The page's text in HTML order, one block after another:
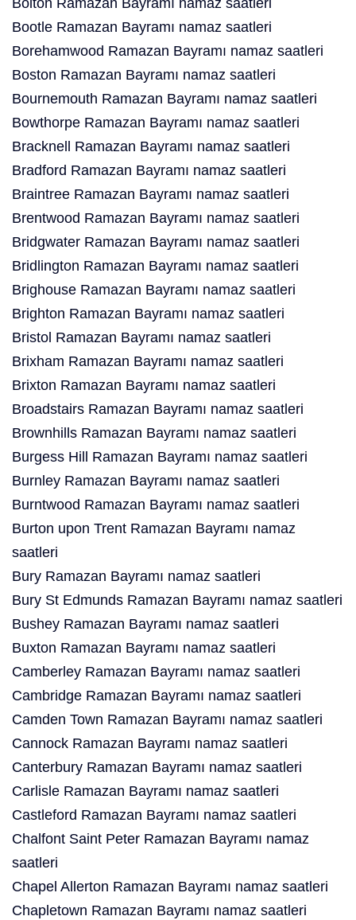
Bolton Ramazan Bayramı namaz saatleri
Bootle Ramazan Bayramı namaz saatleri
Borehamwood Ramazan Bayramı namaz saatleri
Boston Ramazan Bayramı namaz saatleri
Bournemouth Ramazan Bayramı namaz saatleri
Bowthorpe Ramazan Bayramı namaz saatleri
Bracknell Ramazan Bayramı namaz saatleri
Bradford Ramazan Bayramı namaz saatleri
Braintree Ramazan Bayramı namaz saatleri
Brentwood Ramazan Bayramı namaz saatleri
Bridgwater Ramazan Bayramı namaz saatleri
Bridlington Ramazan Bayramı namaz saatleri
Brighouse Ramazan Bayramı namaz saatleri
Brighton Ramazan Bayramı namaz saatleri
Bristol Ramazan Bayramı namaz saatleri
Brixham Ramazan Bayramı namaz saatleri
Brixton Ramazan Bayramı namaz saatleri
Broadstairs Ramazan Bayramı namaz saatleri
Brownhills Ramazan Bayramı namaz saatleri
Burgess Hill Ramazan Bayramı namaz saatleri
Burnley Ramazan Bayramı namaz saatleri
Burntwood Ramazan Bayramı namaz saatleri
Burton upon Trent Ramazan Bayramı namaz
saatleri
Bury Ramazan Bayramı namaz saatleri
Bury St Edmunds Ramazan Bayramı namaz saatleri
Bushey Ramazan Bayramı namaz saatleri
Buxton Ramazan Bayramı namaz saatleri
Camberley Ramazan Bayramı namaz saatleri
Cambridge Ramazan Bayramı namaz saatleri
Camden Town Ramazan Bayramı namaz saatleri
Cannock Ramazan Bayramı namaz saatleri
Canterbury Ramazan Bayramı namaz saatleri
Carlisle Ramazan Bayramı namaz saatleri
Castleford Ramazan Bayramı namaz saatleri
Chalfont Saint Peter Ramazan Bayramı namaz
saatleri
Chapel Allerton Ramazan Bayramı namaz saatleri
Chapletown Ramazan Bayramı namaz saatleri